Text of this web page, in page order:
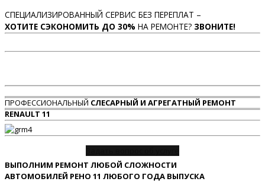
СПЕЦИАЛИЗИРОВАННЫЙ СЕРВИС БЕЗ ПЕРЕПЛАТ –
ХОТИТЕ СЭКОНОМИТЬ ДО 30% НА РЕМОНТЕ? ЗВОНИТЕ!
ПРОФЕССИОНАЛЬНЫЙ СЛЕСАРНЫЙ И АГРЕГАТНЫЙ РЕМОНТ
RENAULT 11
ВЫПОЛНИМ РЕМОНТ ЛЮБОЙ СЛОЖНОСТИ
АВТОМОБИЛЕЙ РЕНО 11 ЛЮБОГО ГОДА ВЫПУСКА